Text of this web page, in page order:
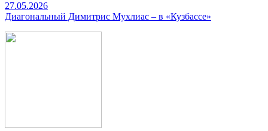
27.05.2026
Диагональный Димитрис Мухлиас – в «Кузбассе»